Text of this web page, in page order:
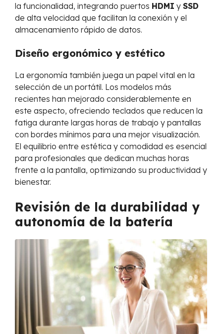
la funcionalidad, integrando puertos HDMI y SSD
de alta velocidad que facilitan la conexión y el
almacenamiento rápido de datos.
Diseño ergonómico y estético
La ergonomía también juega un papel vital en la
selección de un portátil. Los modelos más
recientes han mejorado considerablemente en
este aspecto, ofreciendo teclados que reducen la
fatiga durante largas horas de trabajo y pantallas
con bordes mínimos para una mejor visualización.
El equilibrio entre estética y comodidad es esencial
para profesionales que dedican muchas horas
frente a la pantalla, optimizando su productividad y
bienestar.
Revisión de la durabilidad y
autonomía de la batería